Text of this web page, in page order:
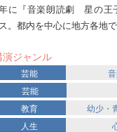
に『音楽朗読劇 星の王
ス。都内を中心に地方各地
演ジャンル
芸能
芸能
教育
幼少・
人生